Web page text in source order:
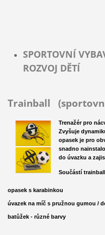
SPORTOVNÍ
ROZVOJ DĚTÍ
Trainball
Trenažér pro
Zvyšuje
opasek je pro
snadno
do úvazku a
Součástí
opasek s karabinkou
úvazek na míč s pružnou gumou /
batůžek - různé barvy